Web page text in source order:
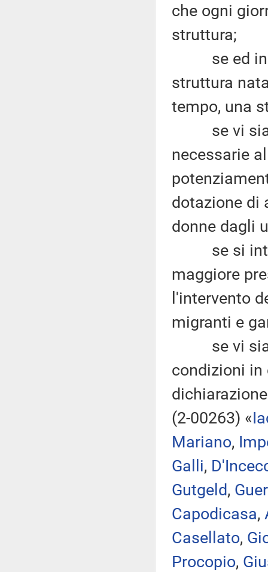
che ogni
struttura;
se ed in
struttura
tempo, una
se vi sia
necessarie
dotazione di
donne dagli
se si
maggiore
l'intervento
migranti e
se vi
condizioni in
(2-00263) «
Mariano,
Galli,
Gutgeld,
Capodicasa,
Casellato,
Procopio,